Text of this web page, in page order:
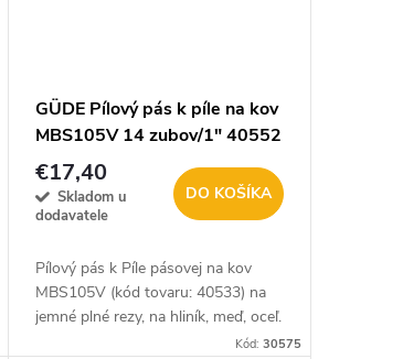
GÜDE Pílový pás k píle na kov
MBS105V 14 zubov/1" 40552
€17,40
Skladom u
dodavatele
DO KOŠÍKA
Pílový pás k Píle pásovej na kov
MBS105V (kód tovaru: 40533) na
jemné plné rezy, na hliník, meď, oceľ.
Kód: 30575